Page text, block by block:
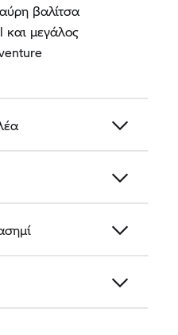
βαλίτσα
και μεγάλος